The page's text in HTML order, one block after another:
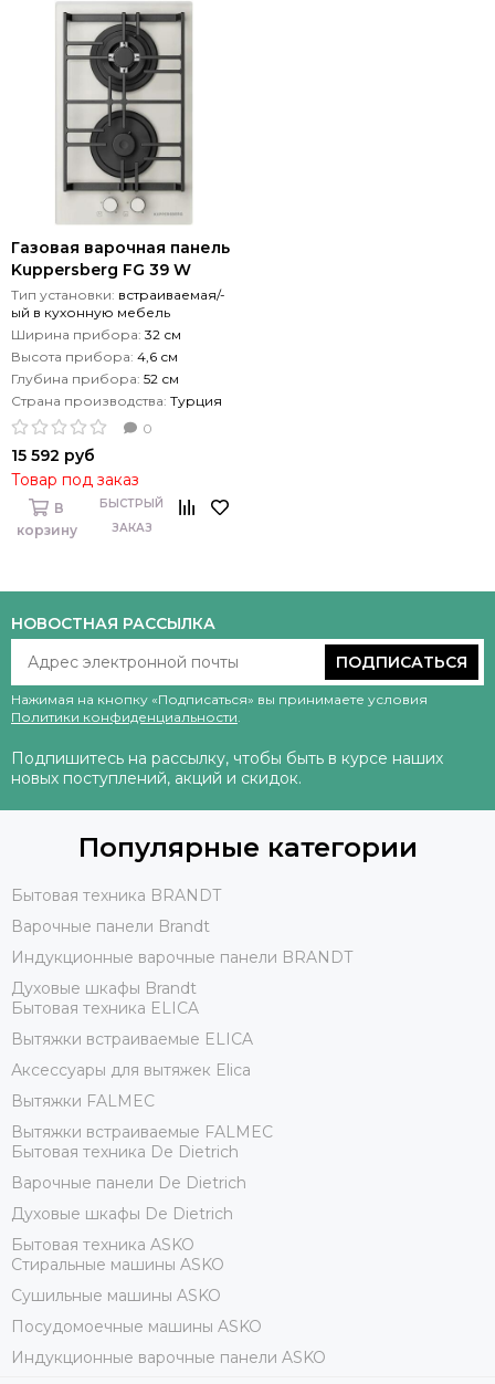
Газовая варочная панель
Kuppersberg FG 39 W
Тип установки: встраиваемая/-
ый в кухонную мебель
Ширина прибора: 32 см
Высота прибора: 4,6 см
Глубина прибора: 52 см
Страна производства: Турция
0
15 592 руб
Товар под заказ
В
корзину
БЫСТРЫЙ
ЗАКАЗ
НОВОСТНАЯ РАССЫЛКА
ПОДПИСАТЬСЯ
Нажимая на кнопку «Подписаться» вы принимаете условия
Политики конфиденциальности
Подпишитесь на рассылку, чтобы быть в курсе наших
новых поступлений, акций и скидок.
Популярные категории
Бытовая техника BRANDT
Варочные панели Brandt
Индукционные варочные панели BRANDT
Духовые шкафы Brandt
Бытовая техника ELICA
Вытяжки встраиваемые ELICA
Аксессуары для вытяжек Elica
Вытяжки FALMEC
Вытяжки встраиваемые FALMEC
Бытовая техника De Dietrich
Варочные панели De Dietrich
Духовые шкафы De Dietrich
Бытовая техника ASKO
Стиральные машины ASKO
Сушильные машины ASKO
Посудомоечные машины ASKO
Индукционные варочные панели ASKO